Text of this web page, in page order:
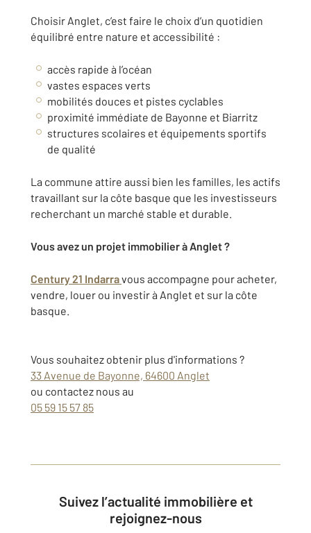
Choisir Anglet, c’est faire le choix d’un quotidien
équilibré entre nature et accessibilité :
accès rapide à l’océan
vastes espaces verts
mobilités douces et pistes cyclables
proximité immédiate de Bayonne et Biarritz
structures scolaires et équipements sportifs
de qualité
La commune attire aussi bien les familles, les actifs
travaillant sur la côte basque que les investisseurs
recherchant un marché stable et durable.
Vous avez un projet immobilier à Anglet ?
Century 21 Indarravous accompagne pour acheter,
vendre, louer ou investir à Anglet et sur la côte
basque.
Vous souhaitez obtenir plus d'informations ?
33 Avenue de Bayonne, 64600 Anglet
ou contactez nous au
05 59 15 57 85
Suivez l’actualité immobilière et
rejoignez-nous